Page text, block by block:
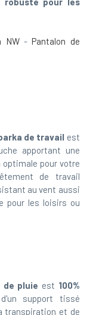
apportant une
pour votre
de travail
au vent aussi
pour les loisirs ou
support tissé
transpiration et de
assure à votre